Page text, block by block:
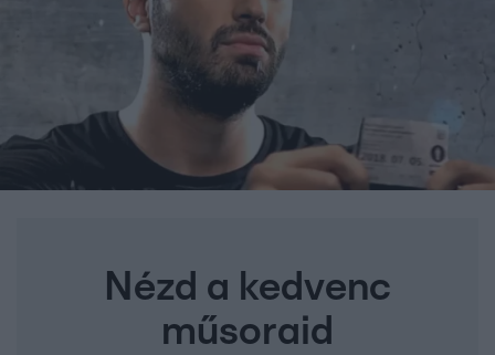
Nézd a kedvenc
műsoraid